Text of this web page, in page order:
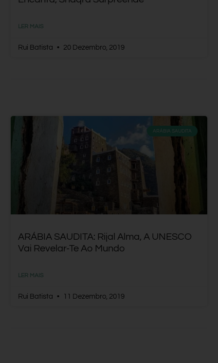
LER MAIS
Rui Batista 20 Dezembro, 2019
ARÁBIA SAUDITA
ARÁBIA SAUDITA: Rijal Alma, A UNESCO
Vai Revelar-Te Ao Mundo
LER MAIS
Rui Batista 11 Dezembro, 2019